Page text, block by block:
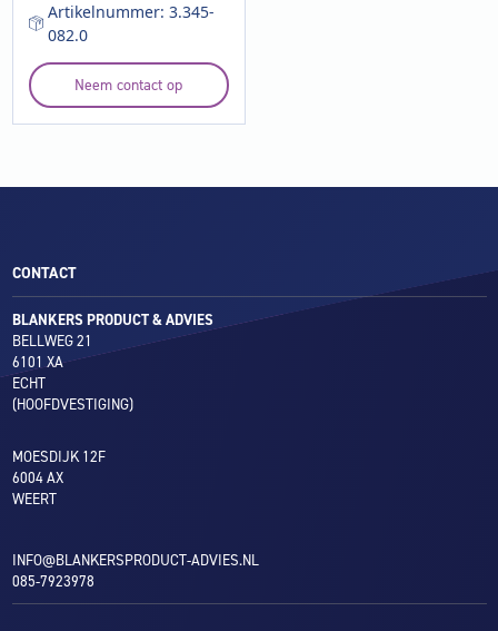
Artikelnummer: 3.345-
082.0
Neem contact op
CONTACT
BLANKERS PRODUCT & ADVIES
BELLWEG 21
6101 XA
ECHT
(HOOFDVESTIGING)
MOESDIJK 12F
6004 AX
WEERT
INFO@BLANKERSPRODUCT-ADVIES.NL
085-7923978